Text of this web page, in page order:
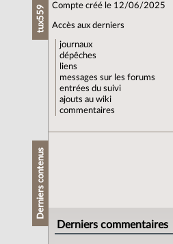
tux559 Compte créé le 12/06/2025
Accès aux derniers
journaux
dépêches
liens
messages sur les forums
entrées du suivi
ajouts au wiki
commentaires
Derniers contenus
Derniers commentaires